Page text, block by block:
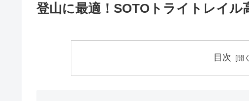
登山に最適！SOTOトライトレイル
目次